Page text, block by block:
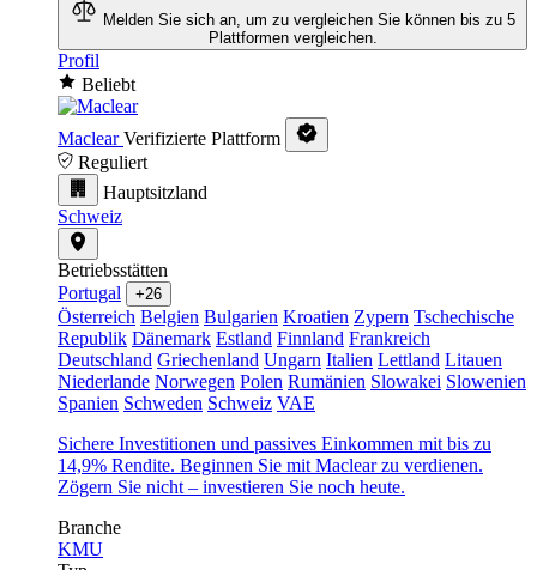
Melden Sie sich an, um zu vergleichen Sie können bis zu 5
Plattformen vergleichen.
Profil
Beliebt
Maclear Verifizierte Plattform
Reguliert
Hauptsitzland
Schweiz
Betriebsstätten
Portugal
+26
Österreich Belgien Bulgarien Kroatien Zypern Tschechische
Republik Dänemark Estland Finnland Frankreich
Deutschland Griechenland Ungarn Italien Lettland Litauen
Niederlande Norwegen Polen Rumänien Slowakei Slowenien
Spanien Schweden Schweiz VAE
Sichere Investitionen und passives Einkommen mit bis zu
14,9% Rendite. Beginnen Sie mit Maclear zu verdienen.
Zögern Sie nicht – investieren Sie noch heute.
Branche
KMU